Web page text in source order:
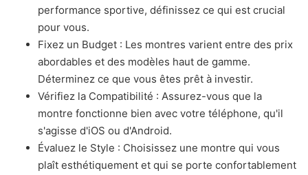
performance sportive, définissez ce qui est crucial
pour vous.
Fixez un Budget : Les montres varient entre des prix
abordables et des modèles haut de gamme.
Déterminez ce que vous êtes prêt à investir.
Vérifiez la Compatibilité : Assurez-vous que la
montre fonctionne bien avec votre téléphone, qu'il
s'agisse d'iOS ou d'Android.
Évaluez le Style : Choisissez une montre qui vous
plaît esthétiquement et qui se porte confortablement